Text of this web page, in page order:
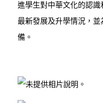
進學生對中華文化的認
最新發展及升學情況，
備。